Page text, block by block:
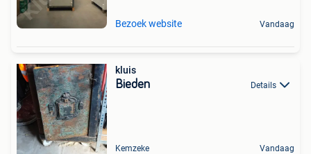
Bezoek website Vandaag
kluis
Bieden Details
Kemzeke Vandaag